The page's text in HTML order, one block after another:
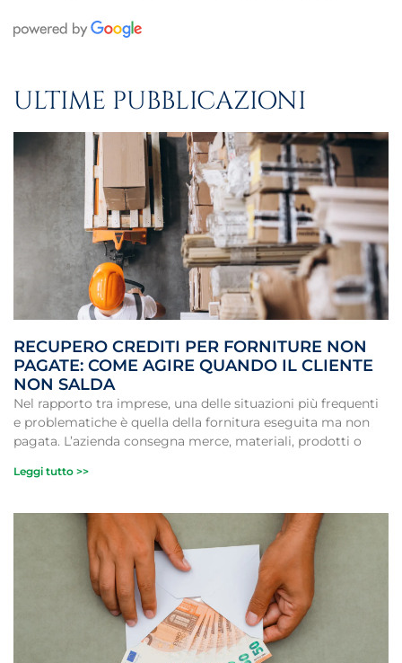
ULTIME PUBBLICAZIONI
RECUPERO CREDITI PER FORNITURE NON
PAGATE: COME AGIRE QUANDO IL CLIENTE
NON SALDA
Nel rapporto tra imprese, una delle situazioni più frequenti
e problematiche è quella della fornitura eseguita ma non
pagata. L’azienda consegna merce, materiali, prodotti o
Leggi tutto >>